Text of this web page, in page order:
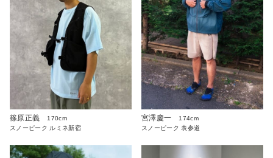
篠原正義
170cm
スノーピーク ルミネ新宿
宮澤慶一
174cm
スノーピーク 表参道